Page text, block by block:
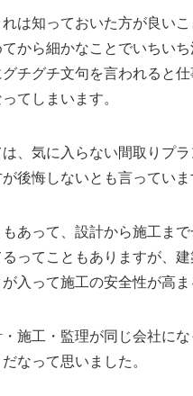
は知っておいた方が良いこ
から細かなことでいちい
チグチ文句を言われると
てしまいます。
、気に入らない間取りプ
後悔しないとも言っていま
あって、設計から施工ま
ってこともありますが、
入って施工の安全性が高
施工・監理が同じ会社に
なって思いました。